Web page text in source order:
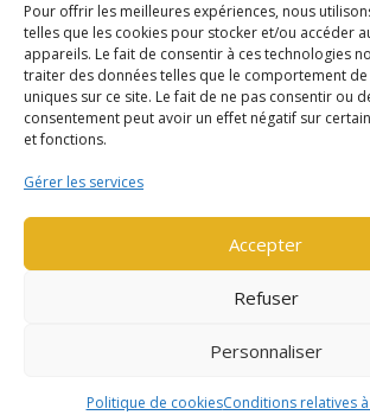
Pour offrir les meilleures expériences, nous
telles que les cookies pour stocker et/ou accéder
appareils. Le fait de consentir à ces technologies
traiter des données telles que le comportement de
uniques sur ce site. Le fait de ne pas consentir ou
consentement peut avoir un effet négatif sur
et fonctions.
Gérer les services
Accepter
Refuser
Personnaliser
Politique de cookiesConditions relatives à
YALE MS14XIL (2510)